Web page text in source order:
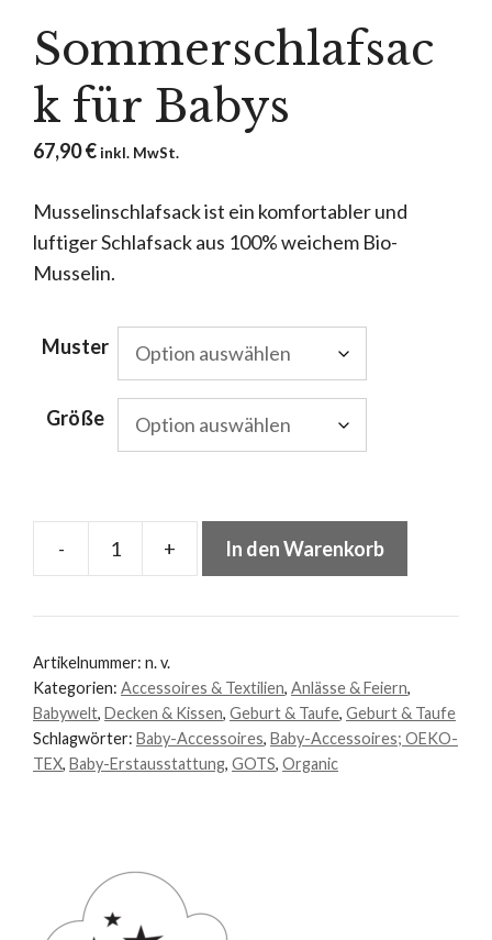
Sommerschlafsac
k für Babys
67,90€ inkl. MwSt.
Musselinschlafsack ist ein komfortabler und
luftiger Schlafsack aus 100% weichem Bio-
Musselin.
Muster
Größe
-
Sommerschlafsack
Babys
+ In den Warenkorb
Artikelnummer: n. v.
Kategorien: Accessoires & Textilien, Anlässe & Feiern,
Babywelt, Decken & Kissen, Geburt & Taufe, Geburt & Taufe
Schlagwörter: Baby-Accessoires, Baby-Accessoires; OEKO-
TEX, Baby-Erstausstattung, GOTS, Organic